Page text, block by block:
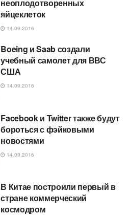
неоплодотворенных
яйцеклеток
14.09.2016
Boeing и Saab создали
учебный самолет для ВВС
США
14.09.2016
Facebook и Twitter также будут
бороться с фэйковыми
новостями
14.09.2016
В Китае построили первый в
стране коммерческий
космодром